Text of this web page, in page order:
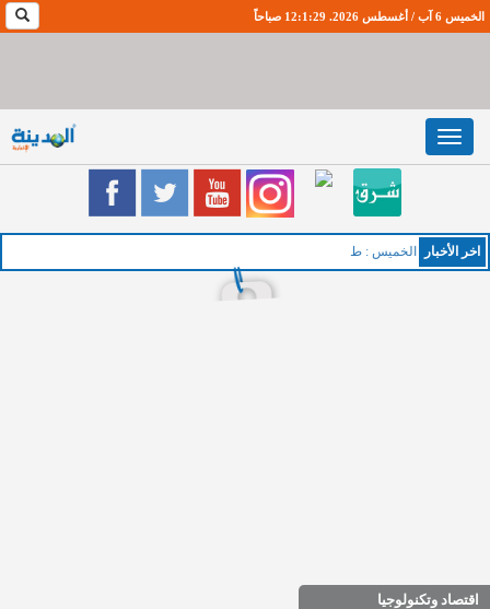
الخميس 6 آب / أغسطس 2026. 12:1:29 صباحاً
Toggle
navigation
اخر اﻷخبار الخميس : طقس صيفي
اقتصاد وتكنولوجيا